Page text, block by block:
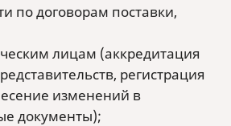
по договорам поставки,
лицам (аккредитация
регистрация
изменений в
документы);